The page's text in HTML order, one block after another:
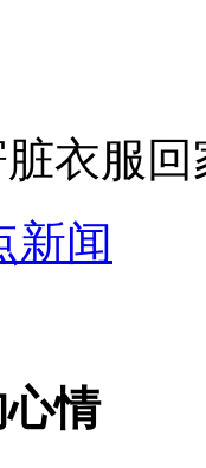
服回
新闻
情